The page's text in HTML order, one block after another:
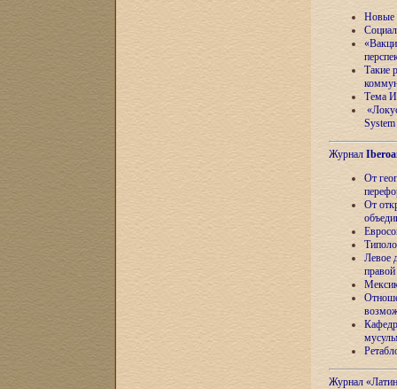
Новые
Такие
Тема
Журнал
От
От
Левое
Журнал